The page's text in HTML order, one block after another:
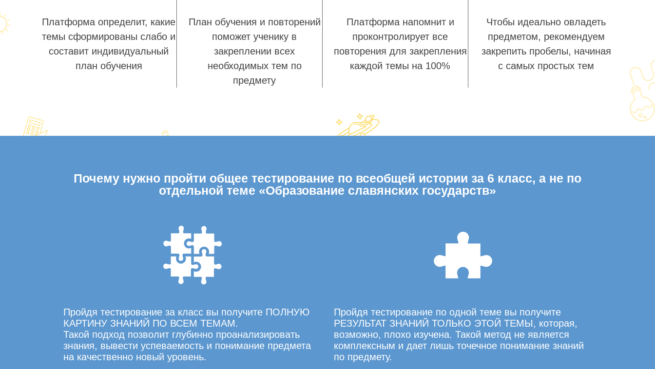
Платформа определит, какие
темы сформированы слабо и
составит индивидуальный
план обучения
План обучения и повторений
поможет ученику в
закреплении всех
необходимых тем по
предмету
Платформа напомнит и
проконтролирует все
повторения для закрепления
каждой темы на 100%
Чтобы идеально овладеть
предметом, рекомендуем
закрепить пробелы, начиная
с самых простых тем
Почему нужно пройти общее тестирование по всеобщей истории за 6 класс, а не по
отдельной теме «Образование славянских государств»
Пройдя тестирование за класс вы получите ПОЛНУЮ
КАРТИНУ ЗНАНИЙ ПО ВСЕМ ТЕМАМ.
Такой подход позволит глубинно проанализировать
знания, вывести успеваемость и понимание предмета
на качественно новый уровень.
Пройдя тестирование по одной теме вы получите
РЕЗУЛЬТАТ ЗНАНИЙ ТОЛЬКО ЭТОЙ ТЕМЫ, которая,
возможно, плохо изучена. Такой метод не является
комплексным и дает лишь точечное понимание знаний
по предмету.